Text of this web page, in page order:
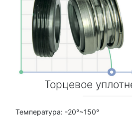
Торцевое
Температура: -20°~150°